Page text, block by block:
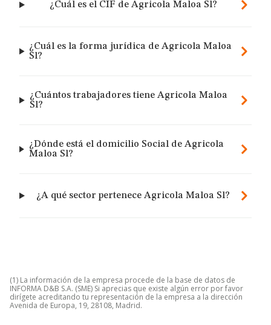
¿Cuál es el CIF de Agricola Maloa Sl?
¿Cuál es la forma jurídica de Agricola Maloa
Sl?
¿Cuántos trabajadores tiene Agricola Maloa
Sl?
¿Dónde está el domicilio Social de Agricola
Maloa Sl?
¿A qué sector pertenece Agricola Maloa Sl?
(1) La información de la empresa procede de la base de datos de
INFORMA D&B S.A. (SME) Si aprecias que existe algún error por favor
dirígete acreditando tu representación de la empresa a la dirección
Avenida de Europa, 19, 28108, Madrid.